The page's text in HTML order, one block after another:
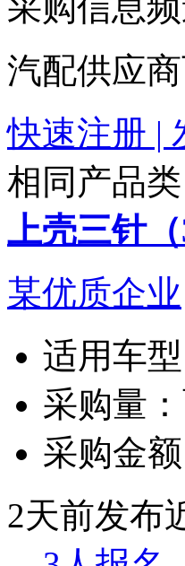
汽配供应
快速注册 |
相同产品
上壳三针（
某优质企业
适用车型
采购量：
采购金
2天前发布